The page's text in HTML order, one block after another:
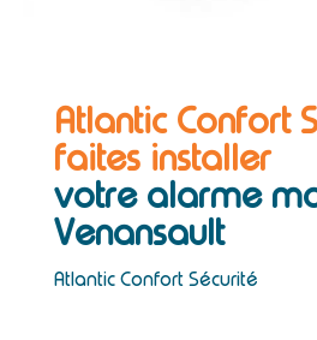
Atlantic Confort
faites installer
votre alarme
Venansault
Atlantic Confort Sécurité